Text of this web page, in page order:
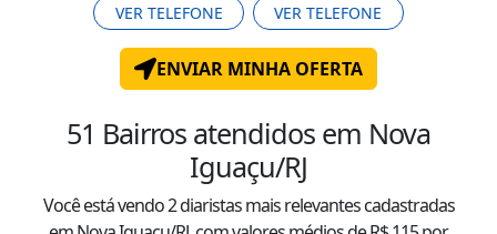
VER TELEFONE VER TELEFONE
ENVIAR MINHA OFERTA
51 Bairros atendidos em Nova
Iguaçu/RJ
Você está vendo2diaristas mais relevantes cadastradas